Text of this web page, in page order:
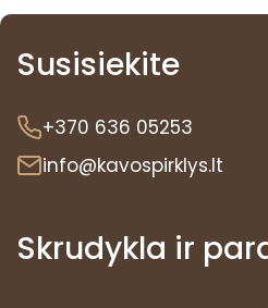
Susisiekite
+370 636 05253
info@kavospirklys.lt
Skrudykla ir